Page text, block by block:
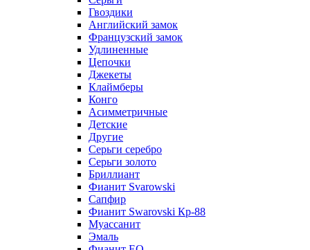
Гвоздики
Английский замок
Французский замок
Удлиненные
Цепочки
Джекеты
Клаймберы
Конго
Асимметричные
Детские
Другие
Серьги серебро
Серьги золото
Бриллиант
Фианит Svarowski
Сапфир
Фианит Swarovski Кр-88
Муассанит
Эмаль